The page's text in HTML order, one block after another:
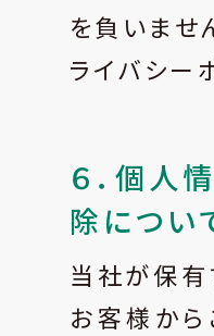
を負いませ
ライバシー
６．個人
除につい
当社が保有
お客様か